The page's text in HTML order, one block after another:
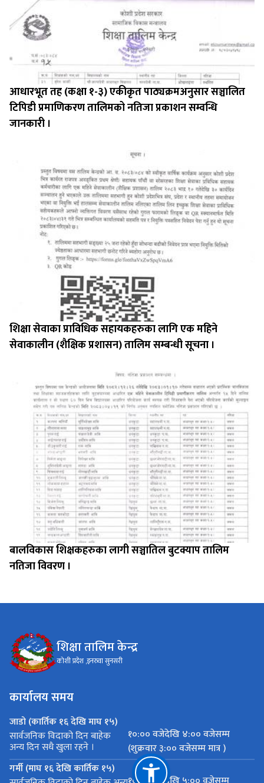
आधारभूत तह (कक्षा १-३) एकीकृत पाठ्यक्रमअनुसार सञ्चालित
टिपिडी प्रमाणिकरण तालिमको नतिजा प्रकाशन सम्वन्धि
जानकारी ।
शिक्षा सेवाका प्राविधिक सहायकहरुका लागि एक महिने
सेवाकालीन (शैक्षिक प्रशासन) तालिम सम्बन्धी सूचना ।
बालविकास शिक्षकहरुका लागी सञ्चातिल बुटक्याप तालिम
नतिजा विवरण ।
शिक्षा तालिम केन्द्र
कोशी प्रदेश ,इनरुवा सुनसरी
कार्यालय समय
जाडो (कार्तिक १६ देखि माघ १५)
सार्वजनिक विदाको दिन बाहेक
अन्य दिन सधै खुला रहने ।
१०:०० वजेदेखि ४:०० वजेसम्म
(शुक्रवार ३:०० वजेसम्म मात्र )
गर्मी (माघ १६ देखि कार्तिक १५)